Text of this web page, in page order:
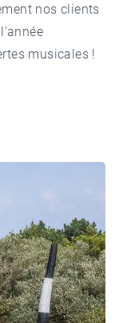
nos clients
musicales !